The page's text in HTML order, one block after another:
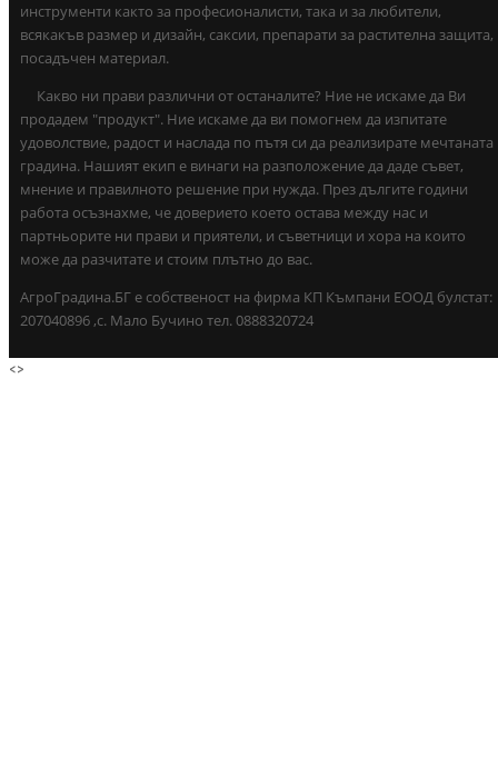
инструменти както за професионалисти, така и за любители,
всякакъв размер и дизайн, саксии, препарати за растителна защита,
посадъчен материал.
Какво ни прави различни от останалите? Ние не искаме да Ви
продадем "продукт". Ние искаме да ви помогнем да изпитате
удоволствие, радост и наслада по пътя си да реализирате мечтаната
градина. Нашият екип е винаги на разположение да даде съвет,
мнение и правилното решение при нужда. През дългите години
работа осъзнахме, че доверието което остава между нас и
партньорите ни прави и приятели, и съветници и хора на които
може да разчитате и стоим плътно до вас.
АгроГрадина.БГ е собственост на фирма КП Къмпани ЕООД булстат:
207040896 ,с. Мало Бучино тел. 0888320724
<>